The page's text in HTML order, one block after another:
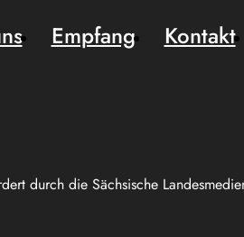
durch die Sächsische
Empfang Kontakt